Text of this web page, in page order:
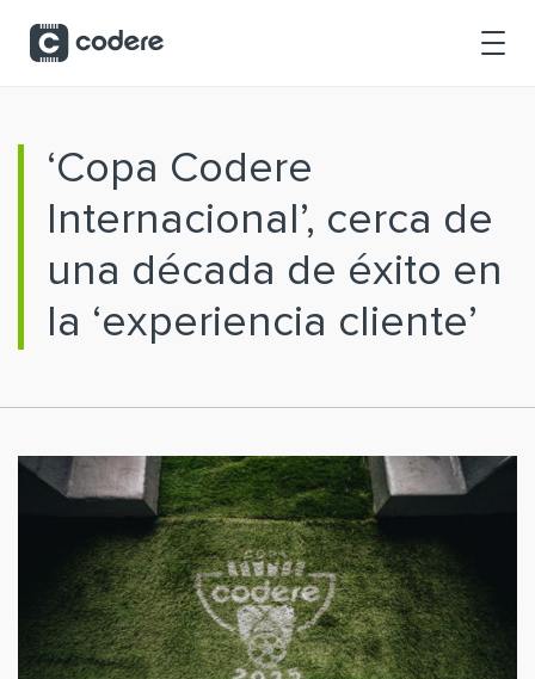
‘Copa Codere
Internacional’, cerca de
una década de éxito en
la ‘experiencia cliente’